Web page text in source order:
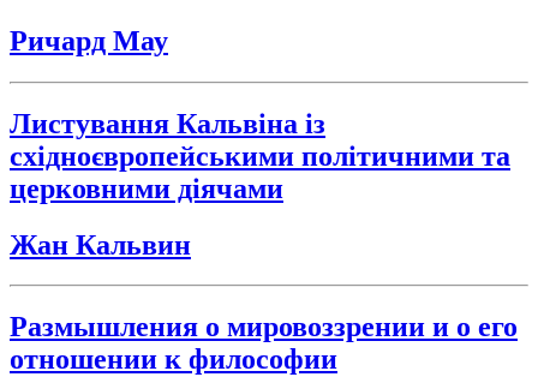
Ричард Мау
Листування Кальвіна із
східноєвропейськими політичними та
церковними діячами
Жан Кальвин
Размышления о мировоззрении и о его
отношении к философии